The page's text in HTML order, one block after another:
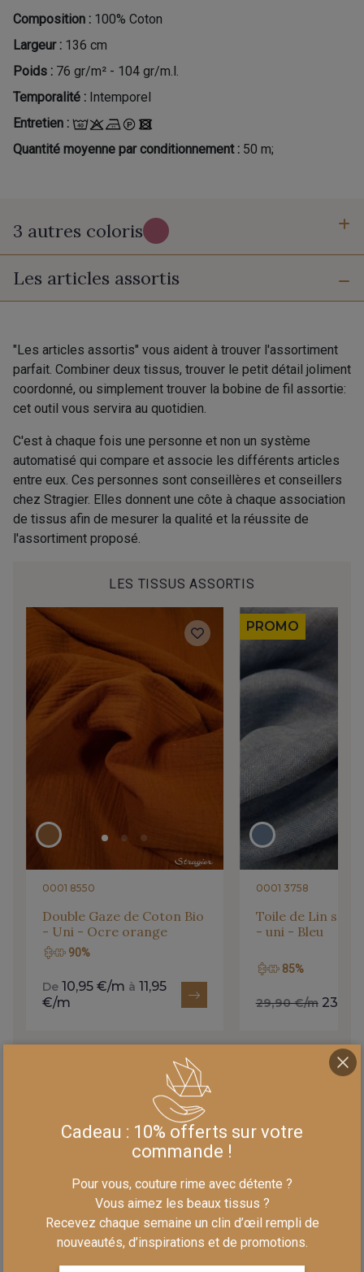
Composition : 100% Coton
Largeur : 136 cm
Poids : 76 gr/m² - 104 gr/m.l.
Temporalité : Intemporel
Entretien :
Quantité moyenne par conditionnement : 50 m;
3 autres coloris
C - Albyzia
Les articles assortis
"Les articles assortis" vous aident à trouver l'assortiment
parfait. Combiner deux tissus, trouver le petit détail joliment
coordonné, ou simplement trouver la bobine de fil assortie:
cet outil vous servira au quotidien.
C'est à chaque fois une personne et non un système
automatisé qui compare et associe les différents articles
entre eux. Ces personnes sont conseillères et conseillers
chez Stragier. Elles donnent une côte à chaque association
de tissus afin de mesurer la qualité et la réussite de
l'assortiment proposé.
LES TISSUS ASSORTIS
0001 8550
Double Gaze de Coton Bio
- Uni - Ocre orange
90%
De 10,95 €/m à 11,95
€/m
PROMO
0001 3758
Toile de Lin
- uni - Bleu
85%
29,90 €/m 23,92
LA MERCERIE ASSORTIE
Cadeau : 10% offerts sur votre
commande !
Pour vous, couture rime avec détente ?
Vous aimez les beaux tissus ?
Recevez chaque semaine un clin d’œil rempli de
nouveautés, d’inspirations et de promotions.